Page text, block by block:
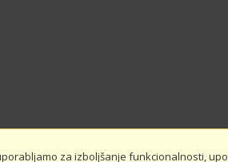
za izboljšanje funkcionalnosti,